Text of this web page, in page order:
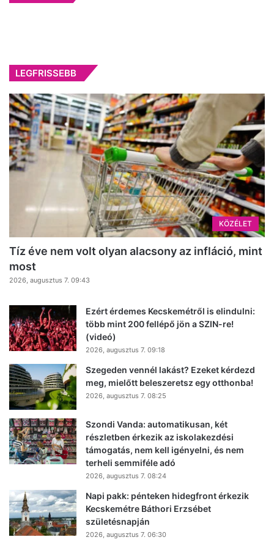
LEGFRISSEBB
KÖZÉLET
Tíz éve nem volt olyan alacsony az infláció, mint
most
2026, augusztus 7. 09:43
Ezért érdemes Kecskemétről is elindulni:
több mint 200 fellépő jön a SZIN-re!
(videó)
2026, augusztus 7. 09:18
Szegeden vennél lakást? Ezeket kérdezd
meg, mielőtt beleszeretsz egy otthonba!
2026, augusztus 7. 08:25
Szondi Vanda: automatikusan, két
részletben érkezik az iskolakezdési
támogatás, nem kell igényelni, és nem
terheli semmiféle adó
2026, augusztus 7. 08:24
Napi pakk: pénteken hidegfront érkezik
Kecskemétre Báthori Erzsébet
születésnapján
2026, augusztus 7. 06:30